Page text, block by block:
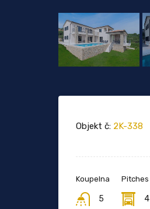
Objekt č: 2K-338
Koupelna
5
Pitches
4